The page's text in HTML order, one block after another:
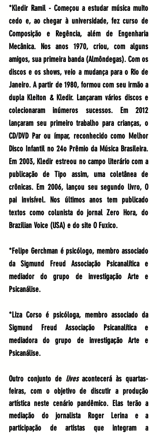
*Kledir Ramil - Começou a estudar música muito
cedo e, ao chegar à universidade, fez curso de
Composição e Regência, além de Engenharia
Mecânica. Nos anos 1970, criou, com alguns
amigos, sua primeira banda (Almôndegas). Com os
discos e os shows, veio a mudança para o Rio de
Janeiro. A partir de 1980, formou com seu irmão a
dupla Kleiton & Kledir. Lançaram vários discos e
colecionaram inúmeros sucessos. Em 2012
lançaram seu primeiro trabalho para crianças, o
CD/DVD Par ou ímpar, reconhecido como Melhor
Disco Infantil no 24o Prêmio da Música Brasileira.
Em 2003, Kledir estreou no campo literário com a
publicação de Tipo assim, uma coletânea de
crônicas. Em 2006, lançou seu segundo livro, O
pai invisível. Nos últimos anos tem publicado
textos como colunista do jornal Zero Hora, do
Brazilian Voice (USA) e do site O Fuxico.
*Felipe Gerchman é psicólogo, membro associado
da Sigmund Freud Associação Psicanalítica e
mediador do grupo de investigação Arte e
Psicanálise.
*Liza Corso é psicóloga, membro associado da
Sigmund Freud Associação Psicanalítica e
mediadora do grupo de investigação Arte e
Psicanálise.
Outro conjunto de lives acontecerá às quartas-
feiras, com o objetivo de discutir a produção
artística neste cenário pandêmico. Elas terão a
mediação do jornalista Roger Lerina e a
participação de artistas que integram a